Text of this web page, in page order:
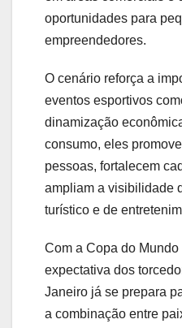
oportunidades para
empreendedores.
O cenário reforça a
eventos esportivos
dinamização
consumo, eles
pessoas, fortalecem
ampliam a visibilidade
turístico e de
Com a Copa do
expectativa dos
Janeiro já se prepara
a combinação entre